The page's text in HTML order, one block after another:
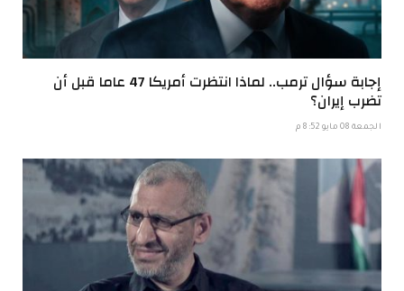
إجابة سؤال ترمب.. لماذا انتظرت أمريكا 47 عاما قبل أن
تضرب إيران؟
الجمعة 08 مايو 8:52 م